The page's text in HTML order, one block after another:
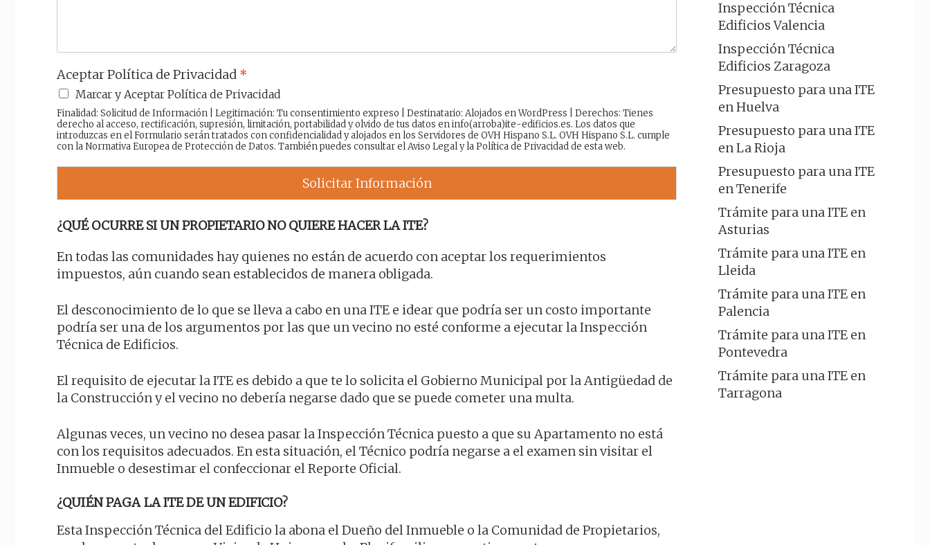
Aceptar Política de Privacidad *
Marcar y Aceptar Política de Privacidad
Finalidad: Solicitud de Información | Legitimación: Tu consentimiento expreso | Destinatario: Alojados en WordPress | Derechos: Tienes
derecho al acceso, rectificación, supresión, limitación, portabilidad y olvido de tus datos en info(arroba)ite-edificios.es. Los datos que
introduzcas en el Formulario serán tratados con confidencialidad y alojados en los Servidores de OVH Hispano S.L. OVH Hispano S.L. cumple
con la Normativa Europea de Protección de Datos. También puedes consultar elAviso Legaly laPolítica de Privacidadde esta web.
Solicitar Información
¿QUÉ OCURRE SI UN PROPIETARIO NO QUIERE HACER LA ITE?
En todas las comunidades hay quienes no están de acuerdo con aceptar los requerimientos
impuestos, aún cuando sean establecidos de manera obligada.
El desconocimiento de lo que se lleva a cabo en una ITE e idear que podría ser un costo importante
podría ser una de los argumentos por las que un vecino no esté conforme a ejecutar la Inspección
Técnica de Edificios.
El requisito de ejecutar la ITE es debido a que te lo solicita el Gobierno Municipal por la Antigüedad de
la Construcción y el vecino no debería negarse dado que se puede cometer una multa.
Algunas veces, un vecino no desea pasar la Inspección Técnica puesto a que su Apartamento no está
con los requisitos adecuados. En esta situación, el Técnico podría negarse a el examen sin visitar el
Inmueble o desestimar el confeccionar el Reporte Oficial.
¿QUIÉN PAGA LA ITE DE UN EDIFICIO?
Esta Inspección Técnica del Edificio la abona el Dueño del Inmueble o la Comunidad de Propietarios,
Inspección Técnica
Edificios Valencia
Inspección Técnica
Edificios Zaragoza
Presupuesto para una ITE
en Huelva
Presupuesto para una ITE
en La Rioja
Presupuesto para una ITE
en Tenerife
Trámite para una ITE en
Asturias
Trámite para una ITE en
Lleida
Trámite para una ITE en
Palencia
Trámite para una ITE en
Pontevedra
Trámite para una ITE en
Tarragona